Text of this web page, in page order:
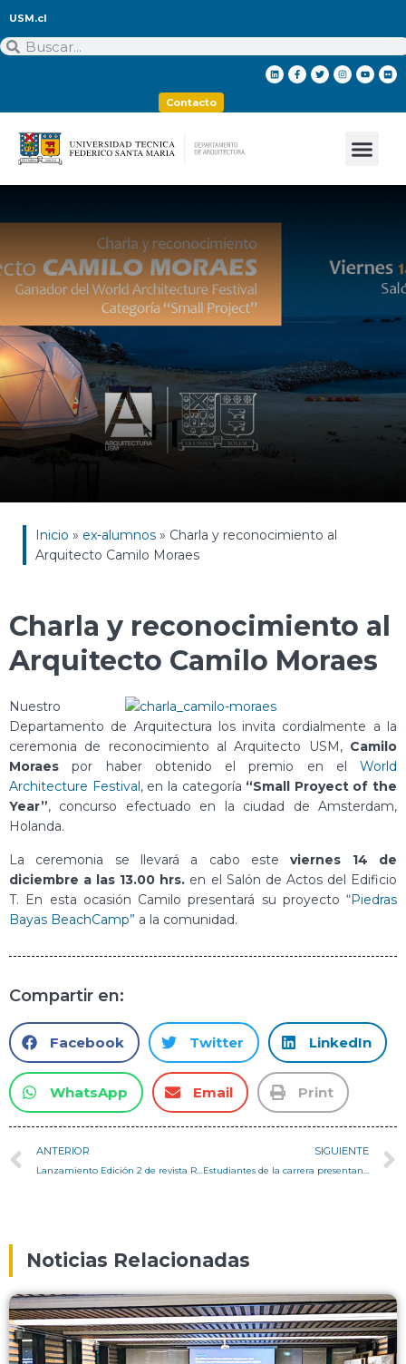
USM.cl
Contacto
Inicio » ex-alumnos » Charla y reconocimiento al
Arquitecto Camilo Moraes
Charla y reconocimiento al
Arquitecto Camilo Moraes
Nuestro
Departamento de Arquitectura los invita cordialmente a la
ceremonia de reconocimiento al Arquitecto USM, Camilo
Moraes por haber obtenido el premio en el World
Architecture Festival , en la categoría “Small Proyect of the
Year”, concurso efectuado en la ciudad de Amsterdam,
Holanda.
La ceremonia se llevará a cabo esteviernes 14 de
diciembre a las 13.00 hrs. en el Salón de Actos del Edificio
T. En esta ocasión Camilo presentará su proyecto “Piedras
Bayas BeachCamp” a la comunidad.
Compartir en:
Facebook Twitter LinkedIn
WhatsApp Email Print
ANTERIOR SIGUIENTE
Noticias Relacionadas